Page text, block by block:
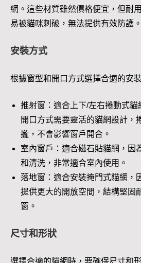
網。這些材質雖然價格便宜，但耐
易被貓咪刺破，無法提供有效防護。
安裝方式
根據窗型和開口方式選擇合適的安裝
推射窗：適合上下/左右捲動式貓
開口方式需要靈活的貓網設計，
攏，不會影響窗戶開合。
室內窗戶：適合磁石貼貓網，因
和清洗，非常適合室內使用。
落地窗：適合安裝掩門式貓網，
提供更大的開放空間，結構堅固
窗。
尺寸和形狀